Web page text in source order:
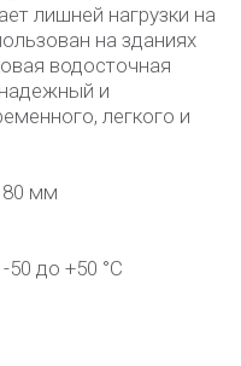
лишней нагрузки на
на зданиях
водосточная
и
легкого и
80 мм
50 до +50 °С